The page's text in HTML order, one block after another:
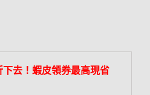
下去！蝦皮領券最高現省